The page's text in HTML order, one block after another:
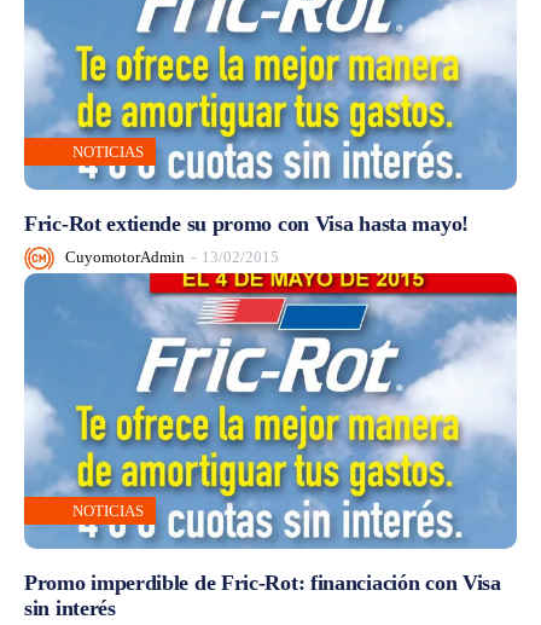
NOTICIAS
Fric-Rot extiende su promo con Visa hasta mayo!
CuyomotorAdmin - 13/02/2015
NOTICIAS
Promo imperdible de Fric-Rot: financiación con Visa
sin interés